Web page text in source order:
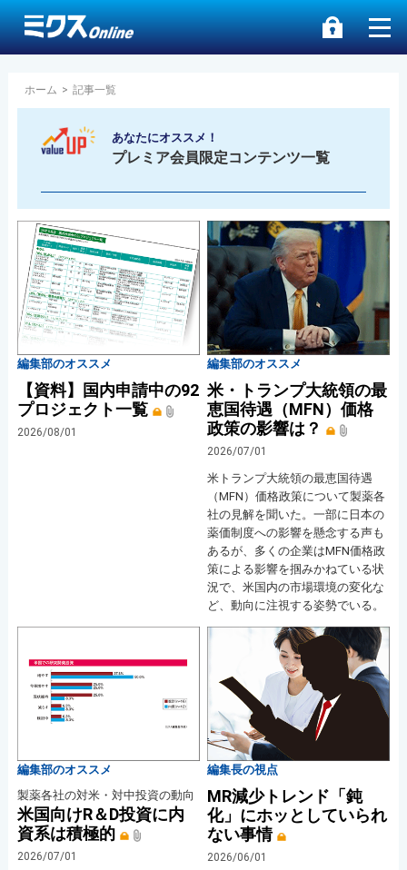
ホーム > 記事一覧
あなたにオススメ！
プレミア会員限定コンテンツ一覧
編集部のオススメ
【資料】国内申請中の92
プロジェクト一覧
2026/08/01
編集部のオススメ
米・トランプ大統領の最
恵国待遇（MFN）価格
政策の影響は？
2026/07/01
米トランプ大統領の最恵国待遇
（MFN）価格政策について製薬各
社の見解を聞いた。一部に日本の
薬価制度への影響を懸念する声も
あるが、多くの企業はMFN価格政
策による影響を掴みかねている状
況で、米国内の市場環境の変化な
ど、動向に注視する姿勢でいる。
編集部のオススメ
製薬各社の対米・対中投資の動向
米国向けR＆D投資に内
資系は積極的
2026/07/01
編集長の視点
MR減少トレンド「鈍
化」にホッとしていられ
ない事情
2026/06/01